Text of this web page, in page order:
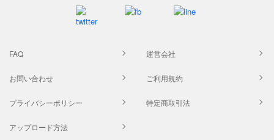
FAQ 運営会社
お問い合わせ ご利用規約
プライバシーポリシー 特定商取引法
アップロード方法